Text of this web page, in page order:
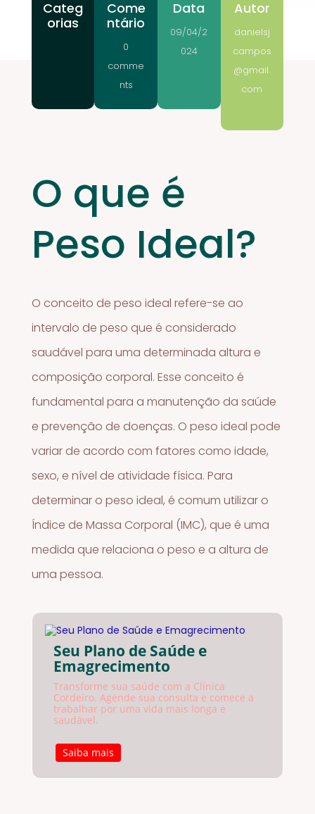
Categ
orias
Come
ntário
0
comme
nts
Data
09/04/2
024
Autor
danielsj
campos
@gmail.
com
O que é
Peso Ideal?
O conceito de peso ideal refere-se ao
intervalo de peso que é considerado
saudável para uma determinada altura e
composição corporal. Esse conceito é
fundamental para a manutenção da saúde
e prevenção de doenças. O peso ideal pode
variar de acordo com fatores como idade,
sexo, e nível de atividade física. Para
determinar o peso ideal, é comum utilizar o
Índice de Massa Corporal (IMC), que é uma
medida que relaciona o peso e a altura de
uma pessoa.
Seu Plano de Saúde e
Emagrecimento
Transforme sua saúde com a Clínica
Cordeiro. Agende sua consulta e comece a
trabalhar por uma vida mais longa e
saudável.
Saiba mais